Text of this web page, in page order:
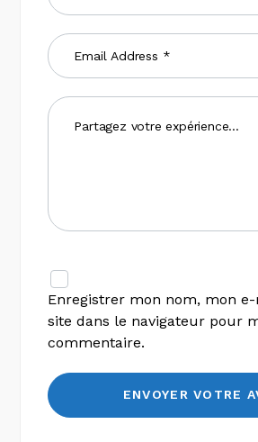
Enregistrer mon nom, mon
site dans le navigateur pour
commentaire.